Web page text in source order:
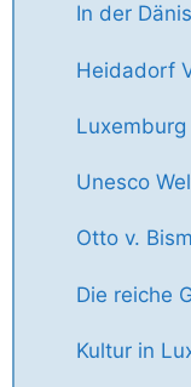
In der
Heidadorf
Unesco
Otto v.
Die reiche
Kultur in